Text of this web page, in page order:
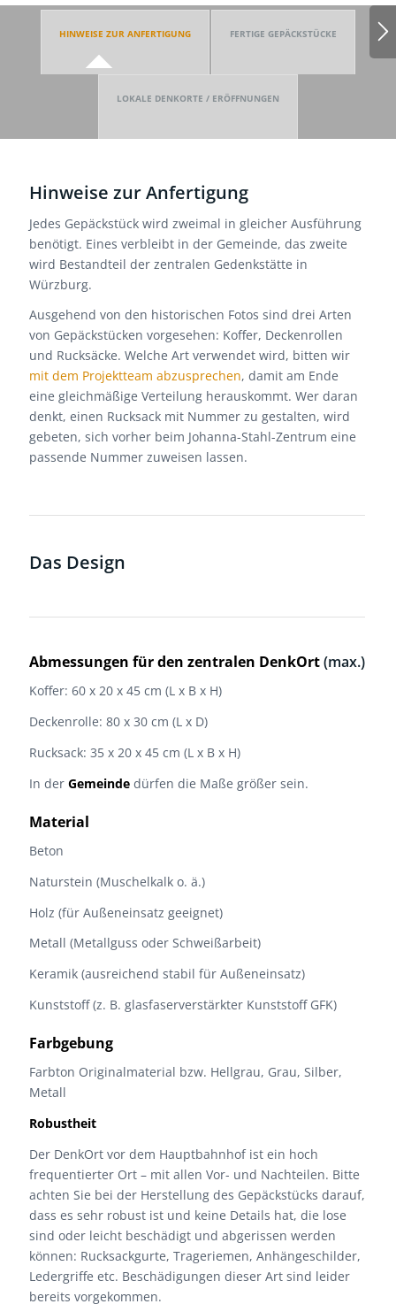
HINWEISE ZUR ANFERTIGUNG FERTIGE GEPÄCKSTÜCKE
LOKALE DENKORTE / ERÖFFNUNGEN
Hinweise zur Anfertigung
Jedes Gepäckstück wird zweimal in gleicher Ausführung
benötigt. Eines verbleibt in der Gemeinde, das zweite
wird Bestandteil der zentralen Gedenkstätte in
Würzburg.
Ausgehend von den historischen Fotos sind drei Arten
von Gepäckstücken vorgesehen: Koffer, Deckenrollen
und Rucksäcke. Welche Art verwendet wird, bitten wir
mit dem Projektteam abzusprechen, damit am Ende
eine gleichmäßige Verteilung herauskommt. Wer daran
denkt, einen Rucksack mit Nummer zu gestalten, wird
gebeten, sich vorher beim Johanna-Stahl-Zentrum eine
passende Nummer zuweisen lassen.
Das Design
Abmessungen für den zentralen DenkOrt(max.)
Koffer: 60 x 20 x 45 cm (L x B x H)
Deckenrolle: 80 x 30 cm (L x D)
Rucksack: 35 x 20 x 45 cm (L x B x H)
In der Gemeindedürfen die Maße größer sein.
Material
Beton
Naturstein (Muschelkalk o. ä.)
Holz (für Außeneinsatz geeignet)
Metall (Metallguss oder Schweißarbeit)
Keramik (ausreichend stabil für Außeneinsatz)
Kunststoff (z. B. glasfaserverstärkter Kunststoff GFK)
Farbgebung
Farbton Originalmaterial bzw. Hellgrau, Grau, Silber,
Metall
Robustheit
Der DenkOrt vor dem Hauptbahnhof ist ein hoch
frequentierter Ort – mit allen Vor- und Nachteilen. Bitte
achten Sie bei der Herstellung des Gepäckstücks darauf,
dass es sehr robust ist und keine Details hat, die lose
sind oder leicht beschädigt und abgerissen werden
können: Rucksackgurte, Trageriemen, Anhängeschilder,
Ledergriffe etc. Beschädigungen dieser Art sind leider
bereits vorgekommen.